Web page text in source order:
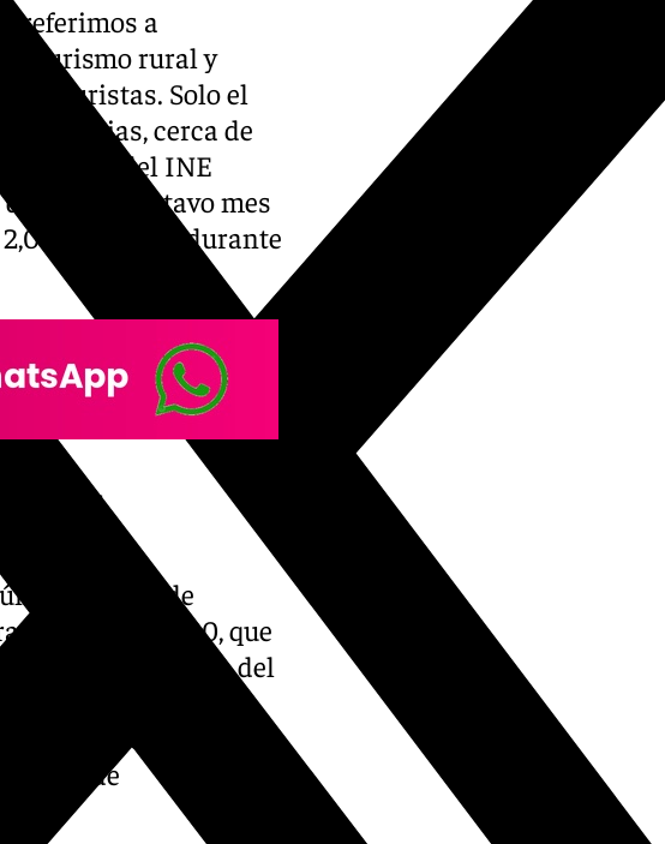
referimos a
turismo rural y
los turistas. Solo el
estancias, cerca de
datos del INE
el octavo mes
más que durante
de-
mayor de
las 400.000, que
un crecimiento del
más de 262.000
al pasado año, pero
tipo de